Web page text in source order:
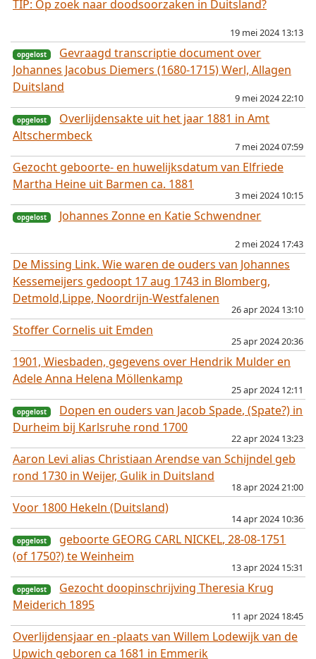
TIP: Op zoek naar doodsoorzaken in Duitsland?
19 mei 2024 13:13
opgelost
Gevraagd transcriptie document over
Johannes Jacobus Diemers (1680-1715) Werl, Allagen
Duitsland
9 mei 2024 22:10
opgelost
Overlijdensakte uit het jaar 1881 in Amt
Altschermbeck
7 mei 2024 07:59
Gezocht geboorte- en huwelijksdatum van Elfriede
Martha Heine uit Barmen ca. 1881
3 mei 2024 10:15
opgelost
Johannes Zonne en Katie Schwendner
2 mei 2024 17:43
De Missing Link. Wie waren de ouders van Johannes
Kessemeijers gedoopt 17 aug 1743 in Blomberg,
Detmold,Lippe, Noordrijn-Westfalenen
26 apr 2024 13:10
Stoffer Cornelis uit Emden
25 apr 2024 20:36
1901, Wiesbaden, gegevens over Hendrik Mulder en
Adele Anna Helena Möllenkamp
25 apr 2024 12:11
Dopen en ouders van Jacob Spade, (Spate?) in
Durheim bij Karlsruhe rond 1700
22 apr 2024 13:23
Aaron Levi alias Christiaan Arendse van Schijndel geb
rond 1730 in Weijer, Gulik in Duitsland
18 apr 2024 21:00
Voor 1800 Hekeln (Duitsland)
14 apr 2024 10:36
geboorte GEORG CARL NICKEL, 28-08-1751
(of 1750?) te Weinheim
13 apr 2024 15:31
Gezocht doopinschrijving Theresia Krug
Meiderich 1895
11 apr 2024 18:45
Overlijdensjaar en -plaats van Willem Lodewijk van de
Upwich geboren ca 1681 in Emmerik